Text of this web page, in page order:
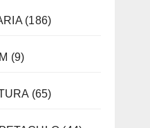
(186)
(9)
(65)